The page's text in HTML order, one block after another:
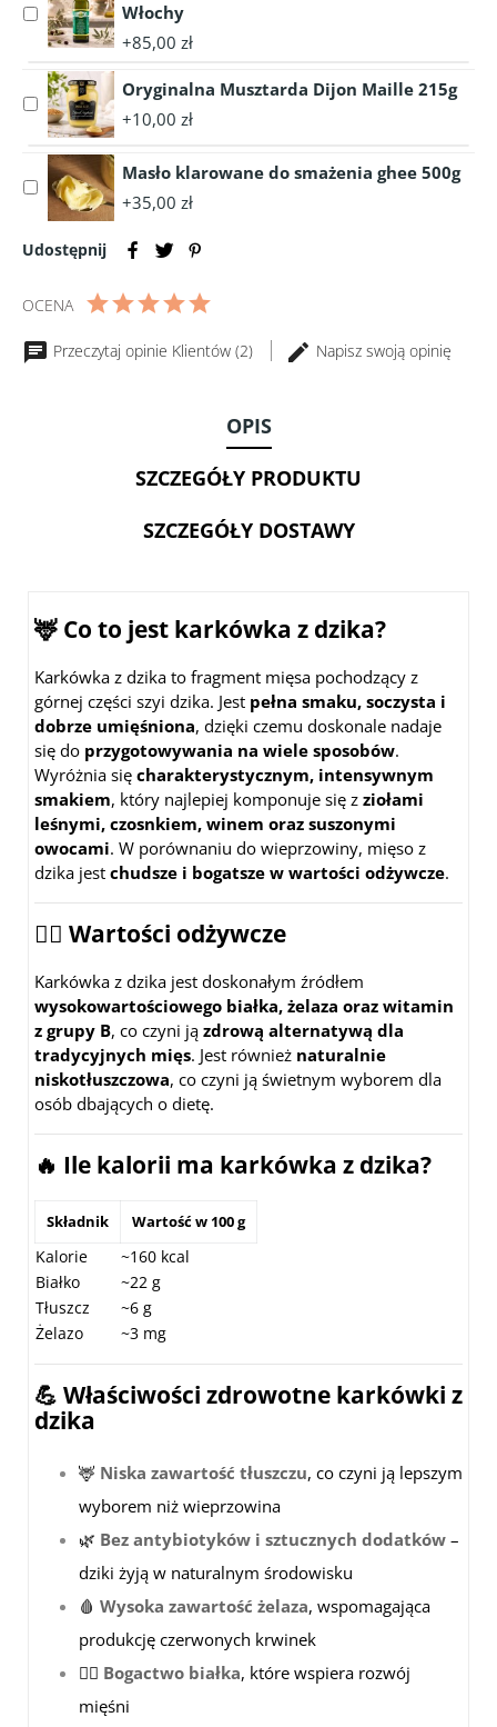
EKO
40g
naturalny
1050g
Select
accessory
Oliwa
Oliwek
LUGLIO
litr
Włochy
Włochy
+85,00 zł
Select
accessory
Oryginalna
Musztarda
Dijon
Maille
215g
Oryginalna Musztarda Dijon Maille 215g
+10,00 zł
Select
accessory
klarowane
smażenia
500g
Masło klarowane do smażenia ghee 500g
+35,00 zł
Udostępnij
OCENA
Przeczytaj opinie Klientów (2) Napisz swoją opinię
OPIS
SZCZEGÓŁY PRODUKTU
SZCZEGÓŁY DOSTAWY
🦌 Co to jest karkówka z dzika?
Karkówka z dzika to fragment mięsa pochodzący z
górnej części szyi dzika. Jest pełna smaku, soczysta i
dobrze umięśniona, dzięki czemu doskonale nadaje
się do przygotowywania na wiele sposobów.
Wyróżnia się charakterystycznym, intensywnym
smakiem, który najlepiej komponuje się z ziołami
leśnymi, czosnkiem, winem oraz suszonymi
owocami. W porównaniu do wieprzowiny, mięso z
dzika jest chudsze i bogatsze w wartości odżywcze.
🏋️‍♂️ Wartości odżywcze
Karkówka z dzika jest doskonałym źródłem
wysokowartościowego białka, żelaza oraz witamin
z grupy B, co czyni ją zdrową alternatywą dla
tradycyjnych mięs. Jest również naturalnie
niskotłuszczowa, co czyni ją świetnym wyborem dla
osób dbających o dietę.
🔥 Ile kalorii ma karkówka z dzika?
Składnik Wartość w 100 g
Kalorie
~160 kcal
Białko
~22 g
Tłuszcz
~6 g
Żelazo
~3 mg
💪 Właściwości zdrowotne karkówki z
dzika
🦌 Niska zawartość tłuszczu, co czyni ją lepszym
wyborem niż wieprzowina
🌿 Bez antybiotyków i sztucznych dodatków –
dziki żyją w naturalnym środowisku
🩸 Wysoka zawartość żelaza, wspomagająca
produkcję czerwonych krwinek
🏋️‍♂️ Bogactwo białka, które wspiera rozwój
mięśni